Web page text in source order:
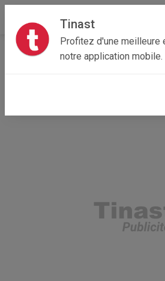
Tinast
Profitez d'une meilleure
notre application mobile.
Accueil Recherche
Emploi,